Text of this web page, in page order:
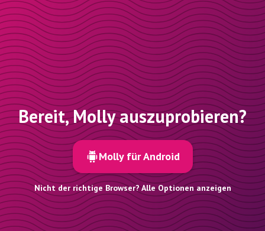
Bereit, Molly auszuprobieren?
Molly für Android
Nicht der richtige Browser? Alle Optionen anzeigen